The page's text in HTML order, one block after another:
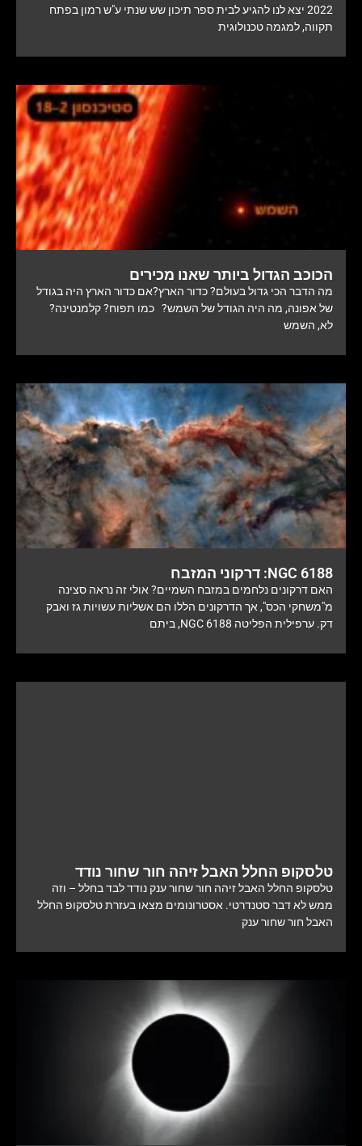
2022 יצא לנו להגיע לבית ספר תיכון שש שנתי ע"ש רמון בפתח
תקווה, למגמה טכנולוגית
הכוכב הגדול ביותר שאנו מכירים
מה הדבר הכי גדול בעולם? כדור הארץ?אם כדור הארץ היה בגודל
של אפונה, מה היה הגודל של השמש? כמו תפוח? קלמנטינה?
לא, השמש
NGC 6188: דרקוני המזבח
האם דרקונים נלחמים במזבח השמיים? אולי זה נראה סצינה
מ"משחקי הכס", אך הדרקונים הללו הם אשליות עשויות גז ואבק
דק. ערפילית הפליטה NGC 6188, ביתם
טלסקופ החלל האבל זיהה חור שחור נודד
טלסקופ החלל האבל זיהה חור שחור ענק נודד לבד בחלל – וזה
ממש לא דבר סטנדרטי. אסטרונומים מצאו בעזרת טלסקופ החלל
האבל חור שחור ענק